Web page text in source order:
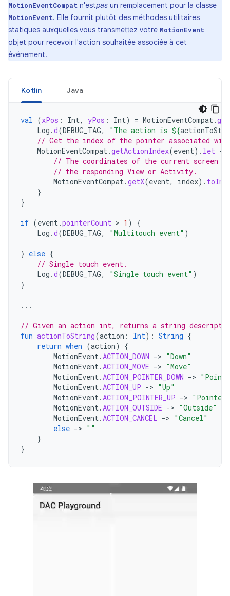
MotionEventCompat n'estpas un remplacement pour la classe
MotionEvent. Elle fournit plutôt des méthodes utilitaires
statiques auxquelles vous transmettez votre MotionEvent
objet pour recevoir l'action souhaitée associée à cet
événement.
Kotlin Java
val (xPos : Int, yPos : Int) = MotionEventCompat.
Log .d(DEBUG_TAG, "The action is ${
// Get the index of the pointer associated
MotionEventCompat.getActionIndex(event). let {
// The coordinates of the current screen
// the responding View or Activity.
MotionEventCompat.getX(event, index). toInt
}
}
if (event.pointerCount > 1 )
{
Log .d(DEBUG_TAG, "Multitouch event" )
} else {
// Single touch event.
Log .d(DEBUG_TAG, "Single touch event" )
}
...
// Given an action int, returns a string
fun actionToString(action : Int): String {
return when (action)
{
MotionEvent.ACTION_DOWN -> "Down"
MotionEvent.ACTION_MOVE -> "Move"
MotionEvent.ACTION_POINTER_DOWN ->
MotionEvent.ACTION_UP -> "Up"
MotionEvent.ACTION_POINTER_UP -> "Pointer
MotionEvent.ACTION_OUTSIDE -> "Outside"
MotionEvent.ACTION_CANCEL -> "Cancel"
else -> ""
}
}